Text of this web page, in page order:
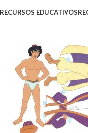
RECURSOS EDUCATIVOS